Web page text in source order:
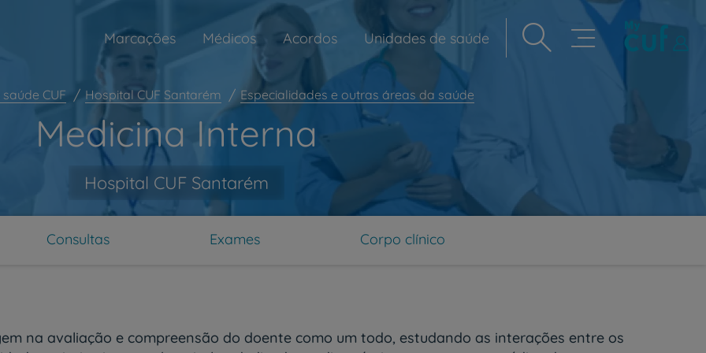
Navegação
Marcações Médicos Acordos Unidades de saúde
CUF Hospital CUF Santarém Especialidades e outras áreas da saúde
Medicina Interna
Hospital CUF Santarém
Consultas Exames Corpo clínico
na avaliação e compreensão do doente como um todo, estudando as interações entre os